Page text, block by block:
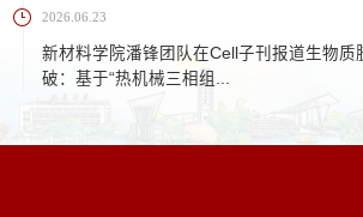
2026.06.23
新材料学院潘锋团队在Cell子刊报道生物质
破：基于“热机械三相组...